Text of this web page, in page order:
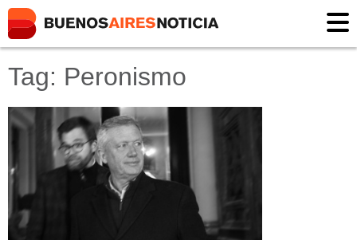
Tag: Peronismo